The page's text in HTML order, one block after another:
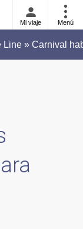
Mi viaje Menú
» Carnival